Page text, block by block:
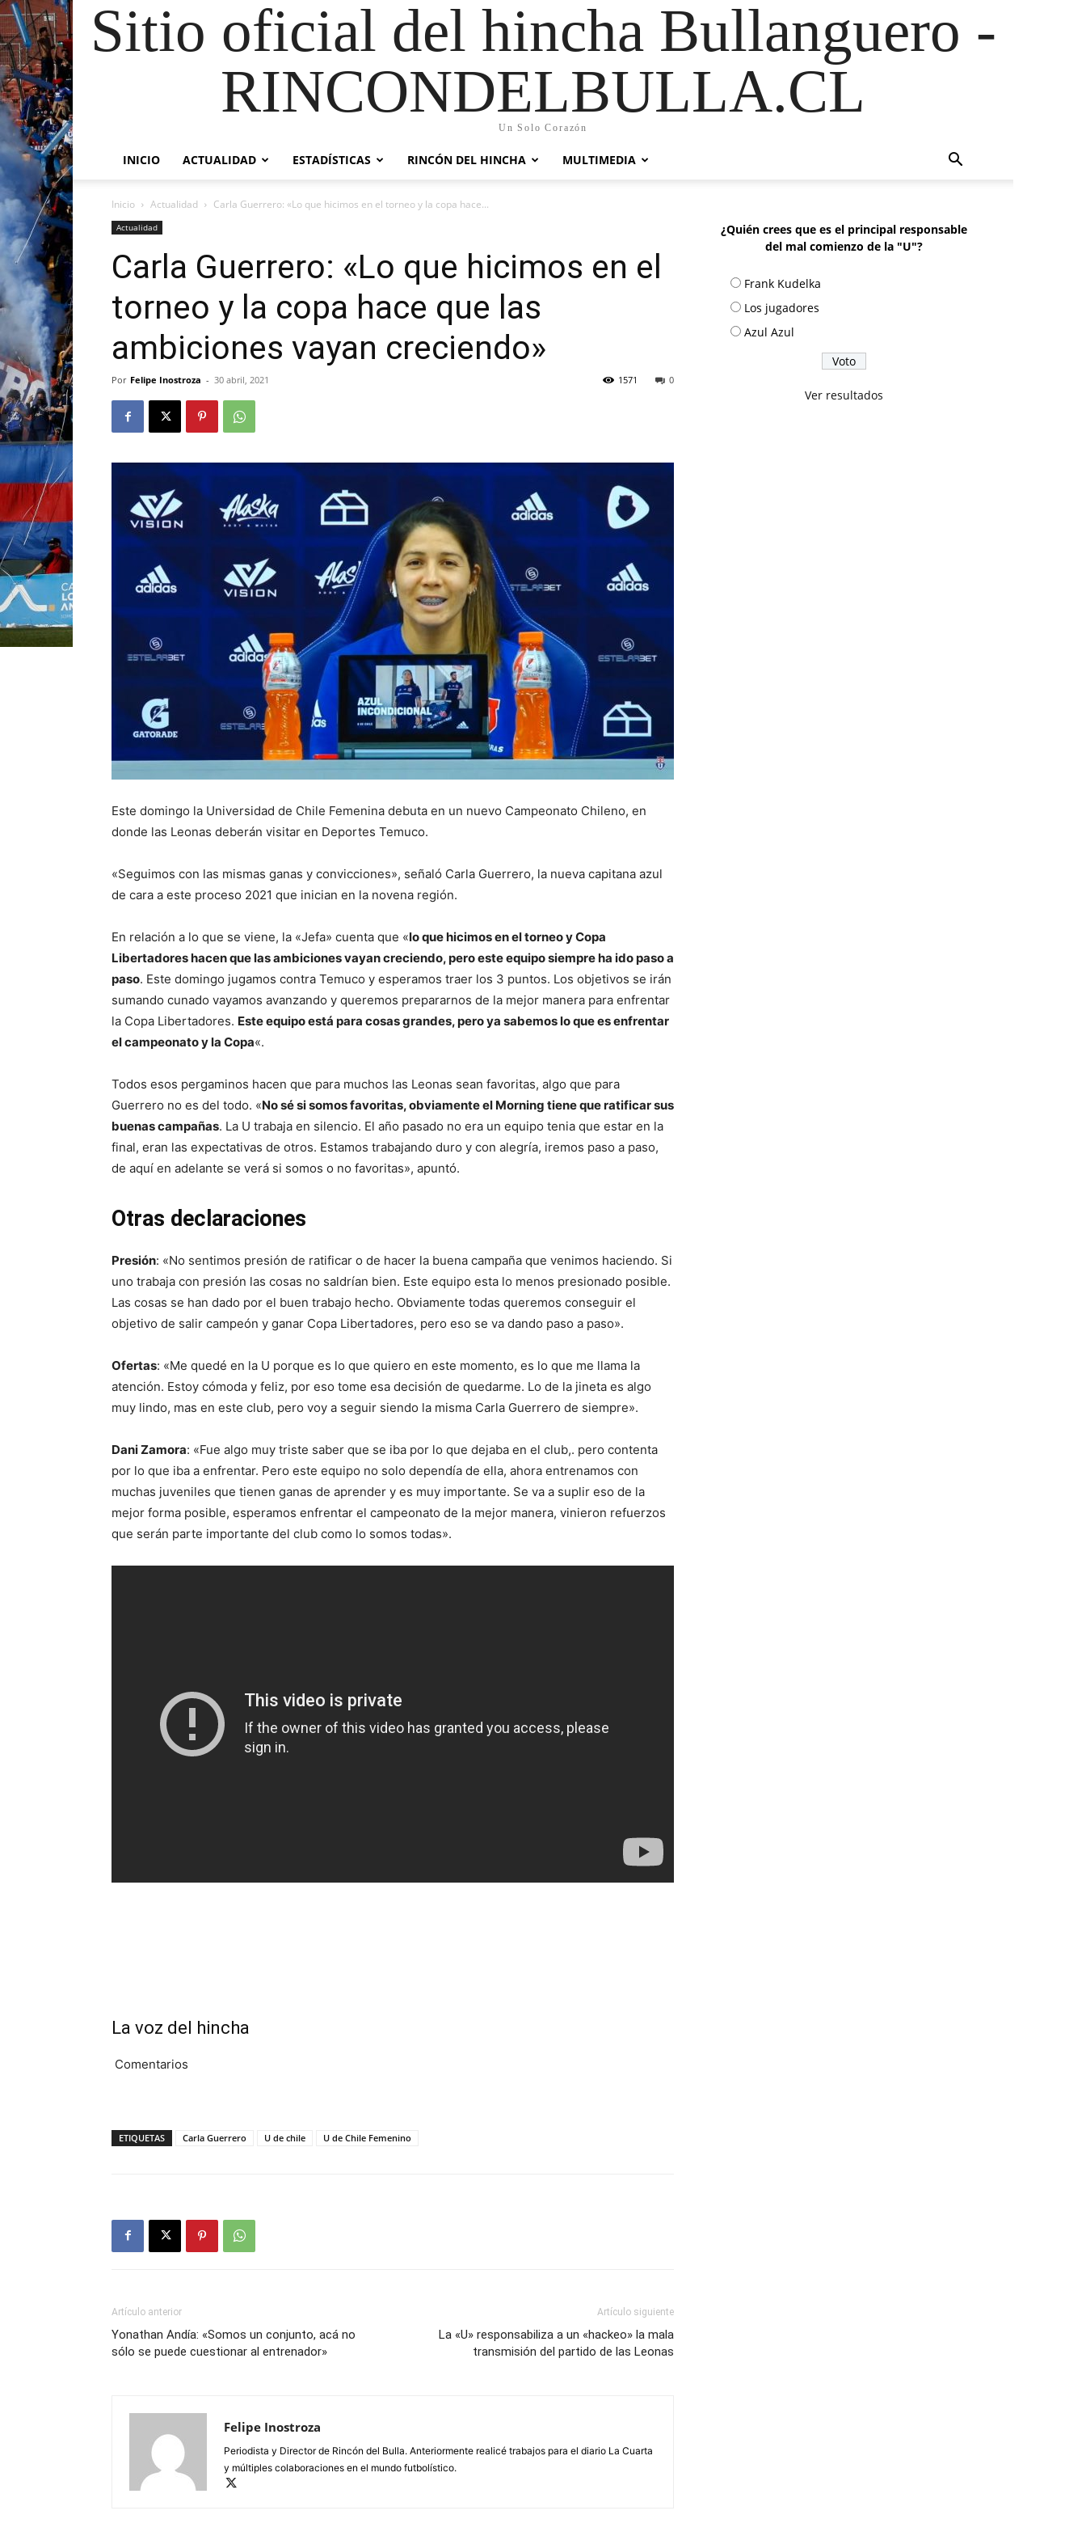
Sitio oficial del hincha Bullanguero -
RINCONDELBULLA.CL
Un Solo Corazón
INICIO ACTUALIDAD ESTADÍSTICAS RINCÓN DEL HINCHA MULTIMEDIA
Inicio Actualidad Carla Guerrero: «Lo que hicimos en el torneo y la copa hace...
Actualidad
Carla Guerrero: «Lo que hicimos en el
torneo y la copa hace que las
ambiciones vayan creciendo»
Por Felipe Inostroza - 30 abril, 2021 0
1571
Este domingo la Universidad de Chile Femenina debuta en un nuevo Campeonato Chileno, en
donde las Leonas deberán visitar en Deportes Temuco.
«Seguimos con las mismas ganas y convicciones», señaló Carla Guerrero, la nueva capitana azul
de cara a este proceso 2021 que inician en la novena región.
En relación a lo que se viene, la «Jefa» cuenta que «lo que hicimos en el torneo y Copa
Libertadores hacen que las ambiciones vayan creciendo, pero este equipo siempre ha ido paso a
paso. Este domingo jugamos contra Temuco y esperamos traer los 3 puntos. Los objetivos se irán
sumando cunado vayamos avanzando y queremos prepararnos de la mejor manera para enfrentar
la Copa Libertadores. Este equipo está para cosas grandes, pero ya sabemos lo que es enfrentar
el campeonato y la Copa«.
Todos esos pergaminos hacen que para muchos las Leonas sean favoritas, algo que para
Guerrero no es del todo. «No sé si somos favoritas, obviamente el Morning tiene que ratificar sus
buenas campañas. La U trabaja en silencio. El año pasado no era un equipo tenia que estar en la
final, eran las expectativas de otros. Estamos trabajando duro y con alegría, iremos paso a paso,
de aquí en adelante se verá si somos o no favoritas», apuntó.
Otras declaraciones
Presión: «No sentimos presión de ratificar o de hacer la buena campaña que venimos haciendo. Si
uno trabaja con presión las cosas no saldrían bien. Este equipo esta lo menos presionado posible.
Las cosas se han dado por el buen trabajo hecho. Obviamente todas queremos conseguir el
objetivo de salir campeón y ganar Copa Libertadores, pero eso se va dando paso a paso».
Ofertas: «Me quedé en la U porque es lo que quiero en este momento, es lo que me llama la
atención. Estoy cómoda y feliz, por eso tome esa decisión de quedarme. Lo de la jineta es algo
muy lindo, mas en este club, pero voy a seguir siendo la misma Carla Guerrero de siempre».
Dani Zamora: «Fue algo muy triste saber que se iba por lo que dejaba en el club,. pero contenta
por lo que iba a enfrentar. Pero este equipo no solo dependía de ella, ahora entrenamos con
muchas juveniles que tienen ganas de aprender y es muy importante. Se va a suplir eso de la
mejor forma posible, esperamos enfrentar el campeonato de la mejor manera, vinieron refuerzos
que serán parte importante del club como lo somos todas».
La voz del hincha
Comentarios
ETIQUETAS Carla Guerrero U de chile U de Chile Femenino
Artículo anterior
Yonathan Andía: «Somos un conjunto, acá no
sólo se puede cuestionar al entrenador»
Artículo siguiente
La «U» responsabiliza a un «hackeo» la mala
transmisión del partido de las Leonas
Felipe Inostroza
Periodista y Director de Rincón del Bulla. Anteriormente realicé trabajos para el diario La Cuarta
y múltiples colaboraciones en el mundo futbolístico.
¿Quién crees que es el principal responsable
del mal comienzo de la "U"?
Frank Kudelka
Los jugadores
Azul Azul
Ver resultados